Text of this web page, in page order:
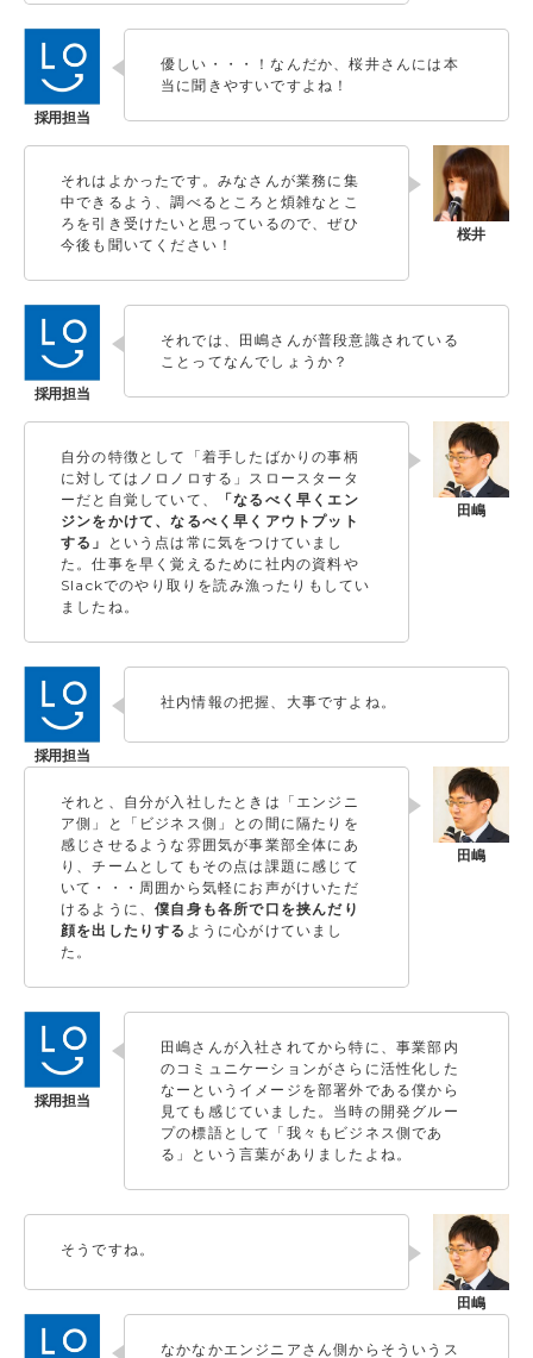
優しい・・・！なんだか、桜井さんには本
当に聞きやすいですよね！
それはよかったです。みなさんが業務に集
中できるよう、調べるところと煩雑なとこ
ろを引き受けたいと思っているので、ぜひ
今後も聞いてください！
それでは、田嶋さんが普段意識されている
ことってなんでしょうか？
自分の特徴として「着手したばかりの事柄
に対してはノロノロする」スロースタータ
ーだと自覚していて、
「なるべく早くエン
ジンをかけて、なるべく早くアウトプット
する」
という点は常に気をつけていまし
た。仕事を早く覚えるために社内の資料や
Slackでのやり取りを読み漁ったりもしてい
ましたね。
社内情報の把握、大事ですよね。
それと、自分が入社したときは「エンジニ
ア側」と「ビジネス側」との間に隔たりを
感じさせるような雰囲気が事業部全体にあ
り、チームとしてもその点は課題に感じて
いて・・・周囲から気軽にお声がけいただ
けるように、僕自身も各所で口を挟んだり
顔を出したりする ように心がけていまし
た。
田嶋さんが入社されてから特に、事業部内
のコミュニケーションがさらに活性化した
なーというイメージを部署外である僕から
見ても感じていました。当時の開発グルー
プの標語として「我々もビジネス側であ
る」という言葉がありましたよね。
そうですね。
なかなかエンジニアさん側からそういうス